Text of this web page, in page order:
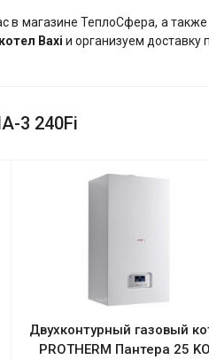
в магазине ТеплоСфера, а
Baxi и организуем доставку
3 240Fi
Двухконтурный газовый
PROTHERM Пантера 25